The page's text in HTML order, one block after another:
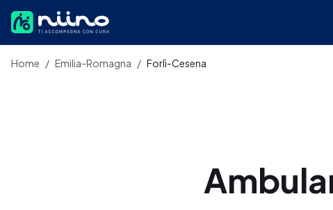
Home / Emilia-Romagna / Forlì-Cesena